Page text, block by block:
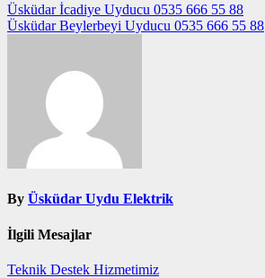
Yazı
gezinmesi
Üsküdar İcadiye Uyducu 0535 666 55 88
Üsküdar Beylerbeyi Uyducu 0535 666 55 88
By Üsküdar Uydu Elektrik
İlgili Mesajlar
Teknik Destek Hizmetimiz